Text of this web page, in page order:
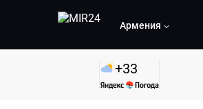
Армения
+33